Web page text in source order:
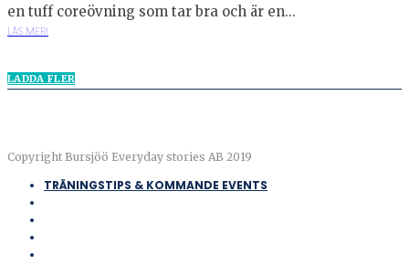
en tuff coreövning som tar bra och är en...
LÄS MER!
LADDA FLER
Copyright Bursjöö Everyday stories AB 2019
TRÄNINGSTIPS & KOMMANDE EVENTS